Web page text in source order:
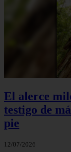
El alerce
testigo de
pie
12/07/2026